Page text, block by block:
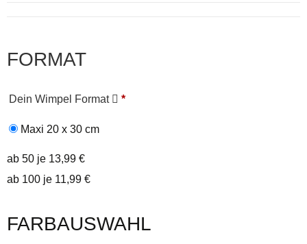
FORMAT
Dein Wimpel Format *
Maxi 20 x 30 cm
ab 50 je 13,99 €
ab 100 je 11,99 €
FARBAUSWAHL